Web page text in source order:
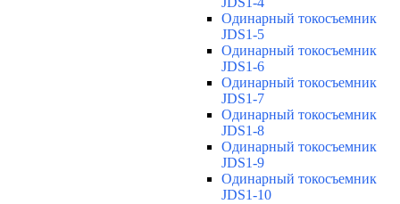
Одинарный токосъемник
JDS1-5
Одинарный токосъемник
JDS1-6
Одинарный токосъемник
JDS1-7
Одинарный токосъемник
JDS1-8
Одинарный токосъемник
JDS1-9
Одинарный токосъемник
JDS1-10